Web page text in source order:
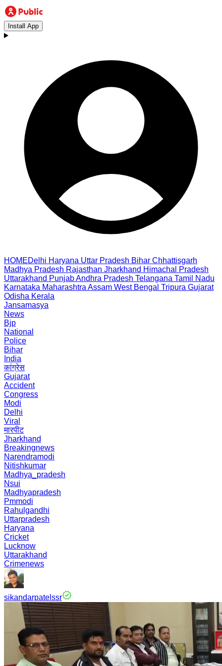
Install App
HOMEDelhi Haryana Uttar Pradesh Bihar Chhattisgarh
Madhya Pradesh Rajasthan Jharkhand Himachal Pradesh
Uttarakhand PunjabAndhra Pradesh Telangana Tamil Nadu
Karnataka Maharashtra Assam West Bengal Tripura Gujarat
Odisha Kerala
Jansamasya
News
Bjp
National
Police
Bihar
India
कांग्रेस
Gujarat
Accident
Congress
Modi
Delhi
Viral
मारपीट
Jharkhand
Breakingnews
Narendramodi
Nitishkumar
Madhya_pradesh
Nsui
Madhyapradesh
Pmmodi
Rahulgandhi
Uttarpradesh
Haryana
Cricket
Lucknow
Uttarakhand
Crimenews
sikandarpatelssr